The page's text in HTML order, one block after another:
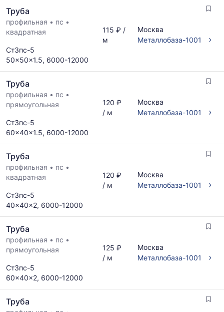
Труба
профильная • пс •
квадратная
Ст3пс-5
50x50x1.5, 6000-12000
115 ₽ /
м
Москва
Металлобаза-1001
›
Труба
профильная • пс •
прямоугольная
Ст3пс-5
60x40x1.5, 6000-12000
120 ₽
/ м
Москва
Металлобаза-1001
›
Труба
профильная • пс •
квадратная
Ст3пс-5
40x40x2, 6000-12000
120 ₽
/ м
Москва
Металлобаза-1001
›
Труба
профильная • пс •
прямоугольная
Ст3пс-5
60x40x2, 6000-12000
125 ₽
/ м
Москва
Металлобаза-1001
›
Труба